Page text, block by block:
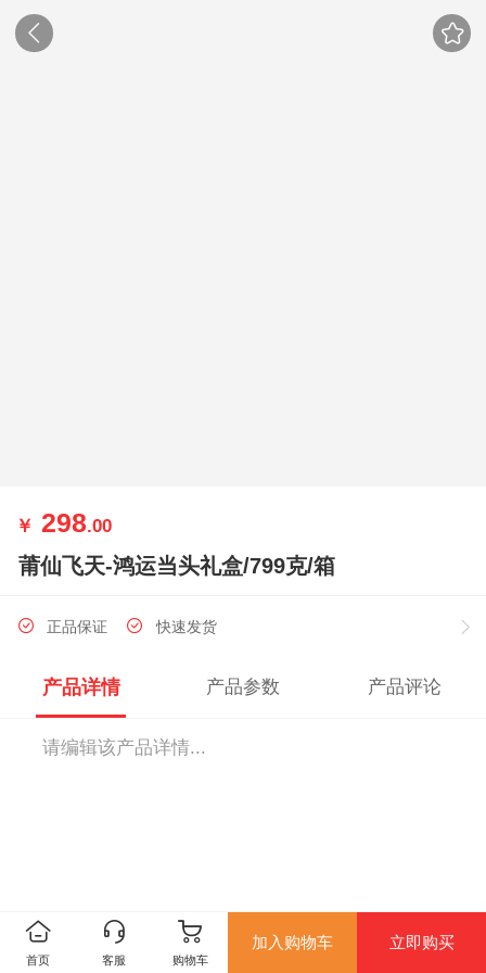
￥ 298.00
莆仙飞天-鸿运当头礼盒/799克/箱
正品保证 快速发货
产品详情 产品参数 产品评论
请编辑该产品详情...
首页 客服 购物车
加入购物车 立即购买